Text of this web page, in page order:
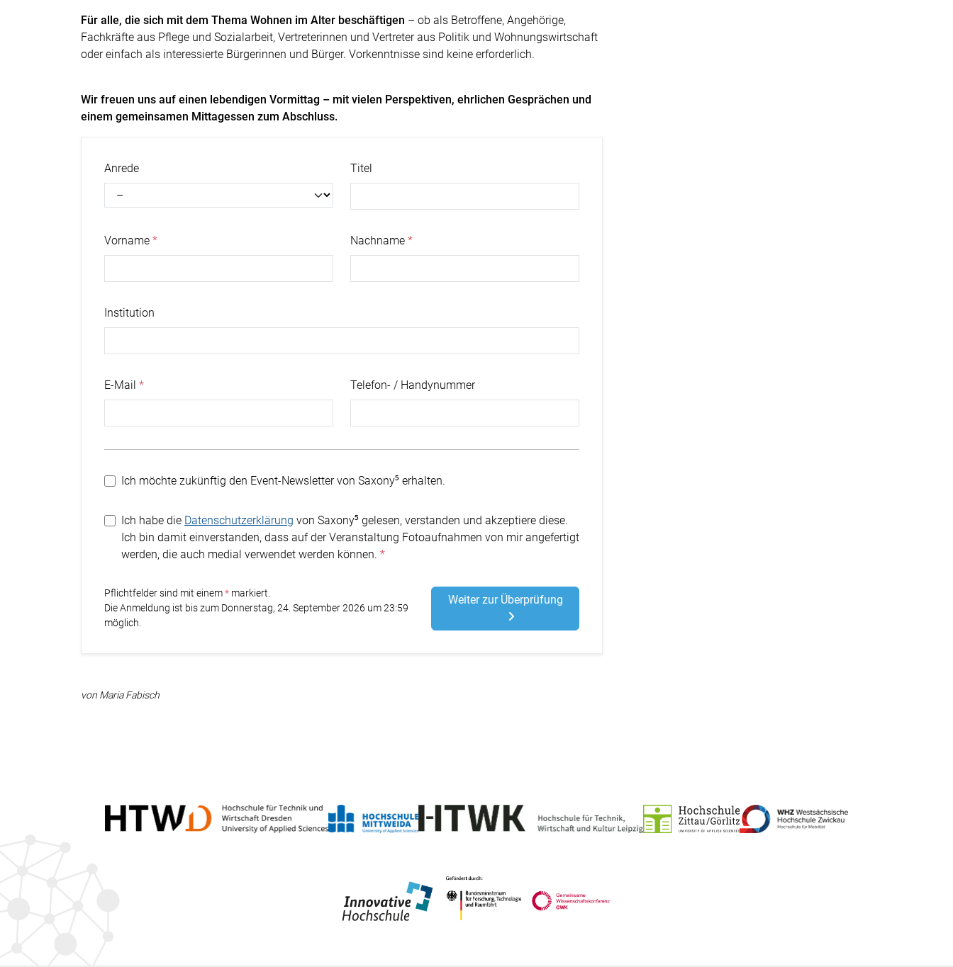
Für alle, die sich mit dem Thema Wohnen im Alter beschäftigen – ob als Betroffene, Angehörige,
Fachkräfte aus Pflege und Sozialarbeit, Vertreterinnen und Vertreter aus Politik und Wohnungswirtschaft
oder einfach als interessierte Bürgerinnen und Bürger. Vorkenntnisse sind keine erforderlich.
Wir freuen uns auf einen lebendigen Vormittag – mit vielen Perspektiven, ehrlichen Gesprächen und
einem gemeinsamen Mittagessen zum Abschluss.
Anrede Titel
Vorname Nachname
Institution
E-Mail Telefon- / Handynummer
Ich möchte zukünftig den Event-Newsletter von Saxony⁵ erhalten.
Ich habe die Datenschutzerklärung von Saxony⁵ gelesen, verstanden und akzeptiere diese.
Ich bin damit einverstanden, dass auf der Veranstaltung Fotoaufnahmen von mir angefertigt
werden, die auch medial verwendet werden können.
Pflichtfelder sind mit einem Stern
markiert.
Die Anmeldung ist bis zum Donnerstag, 24. September 2026 um 23:59
möglich.
von Maria Fabisch